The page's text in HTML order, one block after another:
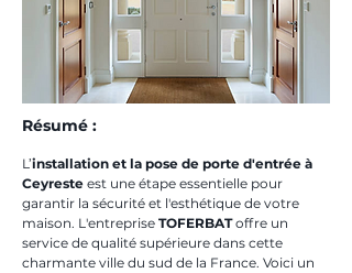
Résumé :
L’installation et la pose de porte d'entrée à
Ceyreste est une étape essentielle pour
garantir la sécurité et l'esthétique de votre
maison. L'entreprise TOFERBAT offre un
service de qualité supérieure dans cette
charmante ville du sud de la France. Voici un